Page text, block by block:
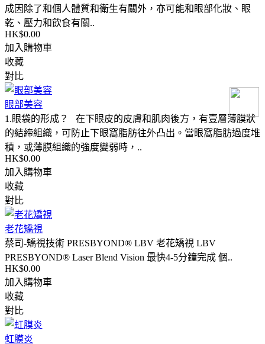
成因除了和個人體質和衛生有關外，亦可能和眼部化妝、眼
乾、壓力和飲食有關..
HK$0.00
加入購物車
收藏
對比
眼部美容
1.眼袋的形成？ 在下眼皮的皮膚和肌肉後方，有壹層薄膜狀
的結締組織，可防止下眼窩脂肪往外凸出。當眼窩脂肪過度堆
積，或薄膜組織的強度變弱時，..
HK$0.00
加入購物車
收藏
對比
老花矯視
蔡司-矯視技術 PRESBYOND® LBV 老花矯視 LBV
PRESBYOND® Laser Blend Vision 最快4-5分鐘完成 個..
HK$0.00
加入購物車
收藏
對比
虹膜炎